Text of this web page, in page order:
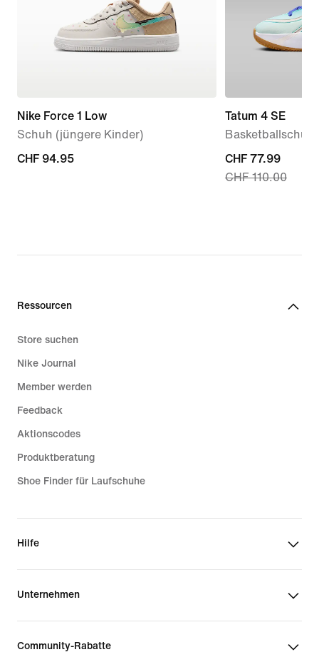
Nike Force 1 Low
Schuh (jüngere Kinder)
CHF 94.95
CHF 94.95
Tatum 4 SE
current
price
CHF 110.00
CHF 77.99
CHF 110.00
Ressourcen
Store suchen
Nike Journal
Member werden
Feedback
Aktionscodes
Produktberatung
Shoe Finder für Laufschuhe
Hilfe
Unternehmen
Community-Rabatte